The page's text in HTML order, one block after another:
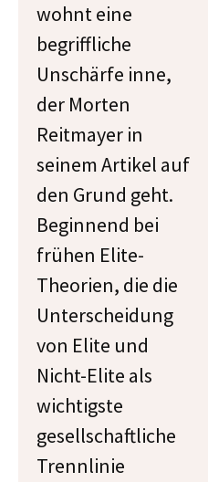
wohnt eine
begriffliche
Unschärfe inne,
der Morten
Reitmayer in
seinem Artikel auf
den Grund geht.
Beginnend bei
frühen Elite-
Theorien, die die
Unterscheidung
von Elite und
Nicht-Elite als
wichtigste
gesellschaftliche
Trennlinie